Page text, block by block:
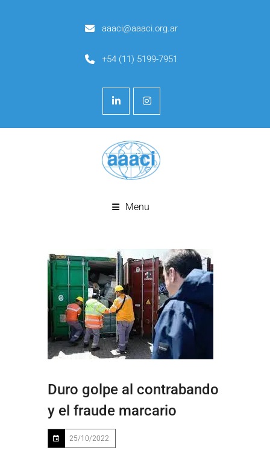
aaaci@aaaci.org.ar
+54 (11) 5199-7951
Menu
Duro golpe al contrabando
y el fraude marcario
25/10/2022